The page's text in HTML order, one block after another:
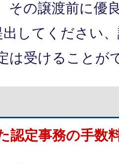
その譲渡前に優
出してください
は受けることが
認定事務の手数